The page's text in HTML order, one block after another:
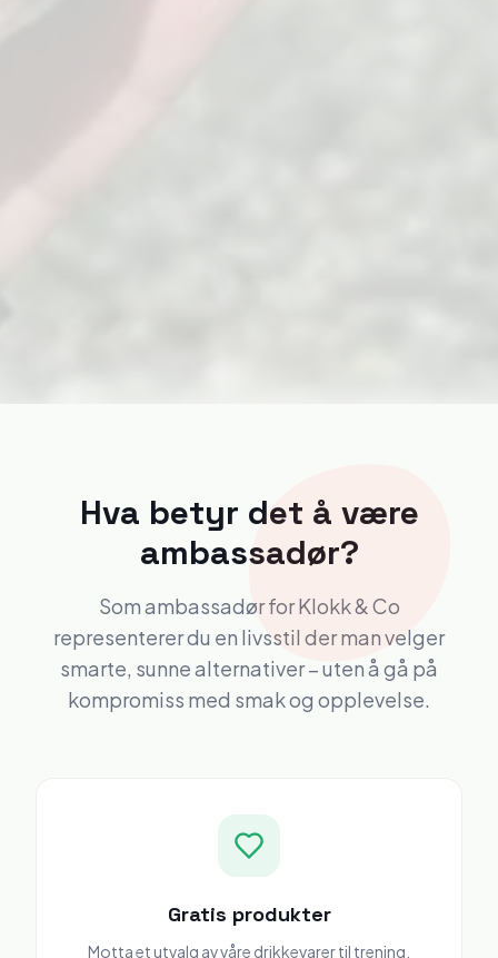
Hva betyr det å være
ambassadør?
Som ambassadør for Klokk & Co
representerer du en livsstil der man velger
smarte, sunne alternativer – uten å gå på
kompromiss med smak og opplevelse.
Gratis produkter
Motta et utvalg av våre drikkevarer til trening,